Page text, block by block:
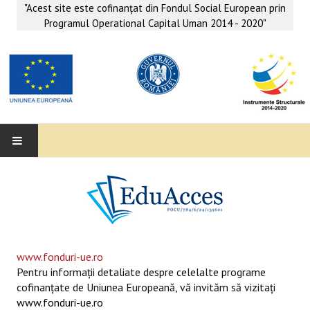
"Acest site este cofinanţat din Fondul Social European prin
Programul Operational Capital Uman 2014 - 2020"
SUPORT EDUCAȚIONAL MATEMATICĂ- INFORMATICĂ
SERVICII PSIHO-SOCIALE
www.fonduri-ue.ro
Pentru informaţii detaliate despre celelalte programe
cofinanţate de Uniunea Europeană, vă invităm să vizitaţi
www.fonduri-ue.ro